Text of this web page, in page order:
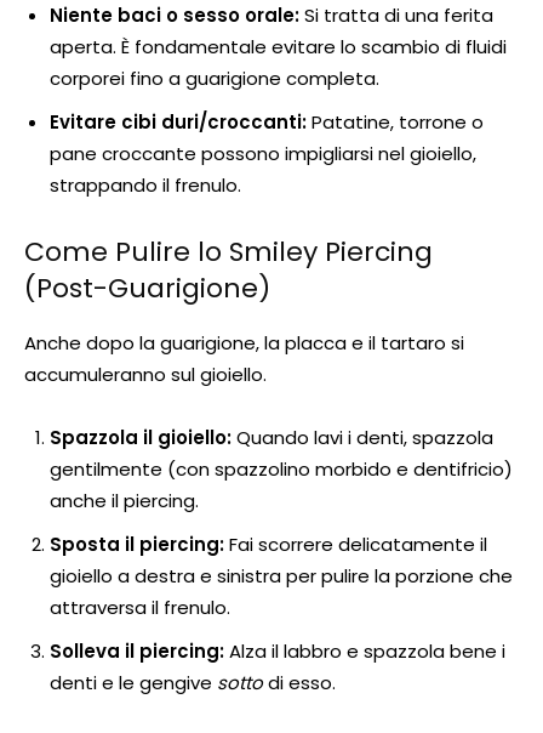
Niente baci o sesso orale:Si tratta di una ferita
aperta. È fondamentale evitare lo scambio di fluidi
corporei fino a guarigione completa.
Evitare cibi duri/croccanti:Patatine, torrone o
pane croccante possono impigliarsi nel gioiello,
strappando il frenulo.
Come Pulire lo Smiley Piercing
(Post-Guarigione)
Anche dopo la guarigione, la placca e il tartaro si
accumuleranno sul gioiello.
Spazzola il gioiello:Quando lavi i denti, spazzola
gentilmente (con spazzolino morbido e dentifricio)
anche il piercing.
Sposta il piercing:Fai scorrere delicatamente il
gioiello a destra e sinistra per pulire la porzione che
attraversa il frenulo.
Solleva il piercing:Alza il labbro e spazzola bene i
denti e le gengive sottodi esso.